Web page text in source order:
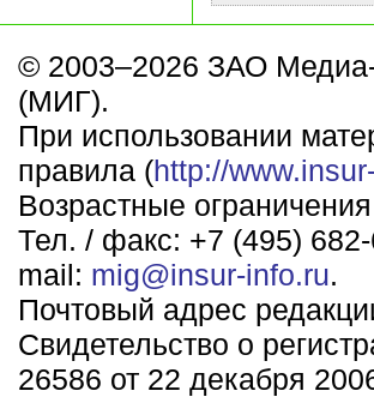
© 2003–2026 ЗАО
(МИГ).
При использовании
правила (http://
Возрастные
Тел. / факс: +7 (495)
mail: mig@insur-info.ru.
Почтовый адрес
Свидетельство о
26586 от 22 декабря